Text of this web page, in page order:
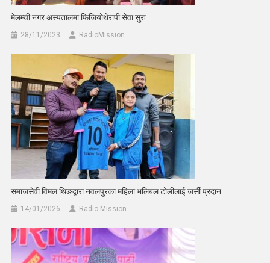
मेलम्ची नगर अस्पतालमा फिजियोथेरापी सेवा सुरु
28/11/2023 RadioMission
समाजसेवी विमल थिङद्वारा नवलपुरका महिला भलिबल टोलीलाई जर्सी प्रदान
14/01/2026 Radio Mission